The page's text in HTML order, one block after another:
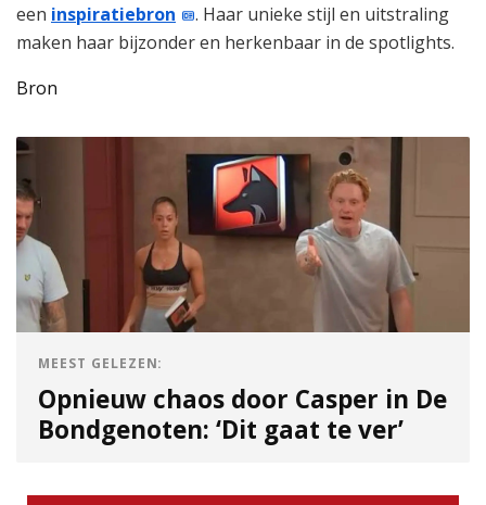
een inspiratiebron
. Haar unieke stijl en uitstraling
maken haar bijzonder en herkenbaar in de spotlights.
Bron
MEEST GELEZEN:
Opnieuw chaos door Casper in De
Bondgenoten: ‘Dit gaat te ver’